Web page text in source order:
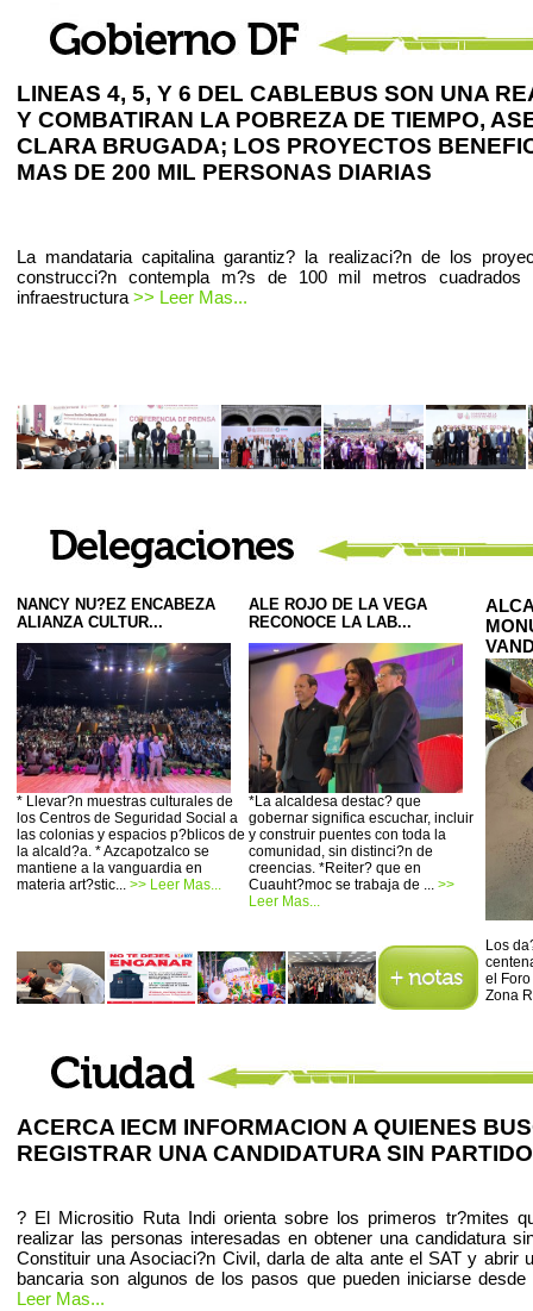
LINEAS 4, 5, Y 6 DEL CABLEBUS SON UNA
Y COMBATIRAN LA POBREZA DE TIEMPO,
CLARA BRUGADA; LOS PROYECTOS
MAS DE 200 MIL PERSONAS DIARIAS
La mandataria capitalina garantiz? la realizaci?n de los
construcci?n contempla m?s de 100 mil metros cuadrados
infraestructura >> Leer Mas...
NANCY NU?EZ ENCABEZA
ALIANZA CULTUR...
* Llevar?n muestras culturales de
los Centros de Seguridad Social a
las colonias y espacios p?blicos de
la alcald?a. * Azcapotzalco se
mantiene a la vanguardia en
materia art?stic... >> Leer Mas...
ALE ROJO DE LA VEGA
RECONOCE LA LAB...
*La alcaldesa destac? que
gobernar significa escuchar, incluir
y construir puentes con toda la
comunidad, sin distinci?n de
creencias. *Reiter? que en
Cuauht?moc se trabaja de ... >>
Leer Mas...
Los
el
Zona
ACERCA IECM INFORMACION A QUIENES
REGISTRAR UNA CANDIDATURA SIN PARTIDO
? El Micrositio Ruta Indi orienta sobre los primeros tr?mites
realizar las personas interesadas en obtener una candidatura
Constituir una Asociaci?n Civil, darla de alta ante el SAT y abrir
bancaria son algunos de los pasos que pueden iniciarse
Leer Mas...